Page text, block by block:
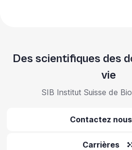
Des scientifiques des
vie
SIB Institut Suisse de
Contactez nous
Carrières